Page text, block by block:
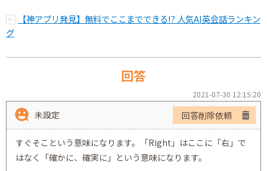
【神アプリ発見】無料でここまでできる!? 人気AI英会話ランキン
グ
回答
2021-07-30 12:15:20
未設定 回答削除依頼
すぐそこという意味になります。「Right」はここに「右」で
はなく「確かに、確実に」という意味になります。